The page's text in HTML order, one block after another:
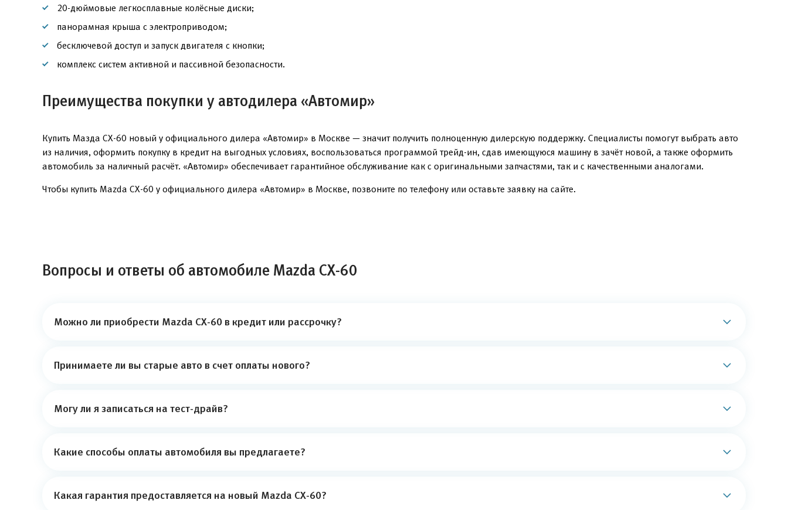
20-дюймовые легкосплавные колёсные диски;
панорамная крыша с электроприводом;
бесключевой доступ и запуск двигателя с кнопки;
комплекс систем активной и пассивной безопасности.
Преимущества покупки у автодилера «Автомир»
Купить Мазда СХ-60 новый у официального дилера «Автомир» в Москве — значит получить полноценную дилерскую поддержку. Специалисты помогут выбрать авто
из наличия, оформить покупку в кредит на выгодных условиях, воспользоваться программой трейд-ин, сдав имеющуюся машину в зачёт новой, а также оформить
автомобиль за наличный расчёт. «Автомир» обеспечивает гарантийное обслуживание как с оригинальными запчастями, так и с качественными аналогами.
Чтобы купить Mazda CX-60 у официального дилера «Автомир» в Москве, позвоните по телефону или оставьте заявку на сайте.
Вопросы и ответы об автомобиле Mazda CX-60
Можно ли приобрести Mazda CX-60 в кредит или рассрочку?
Принимаете ли вы старые авто в счет оплаты нового?
Могу ли я записаться на тест-драйв?
Какие способы оплаты автомобиля вы предлагаете?
Какая гарантия предоставляется на новый Mazda CX-60?